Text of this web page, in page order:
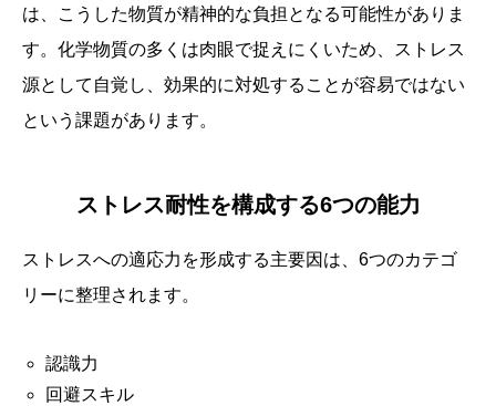
は、こうした物質が精神的な負担となる可能性がありま
す。化学物質の多くは肉眼で捉えにくいため、ストレス
源として自覚し、効果的に対処することが容易ではない
という課題があります。
ストレス耐性を構成する6つの能力
ストレスへの適応力を形成する主要因は、6つのカテゴ
リーに整理されます。
認識力
回避スキル